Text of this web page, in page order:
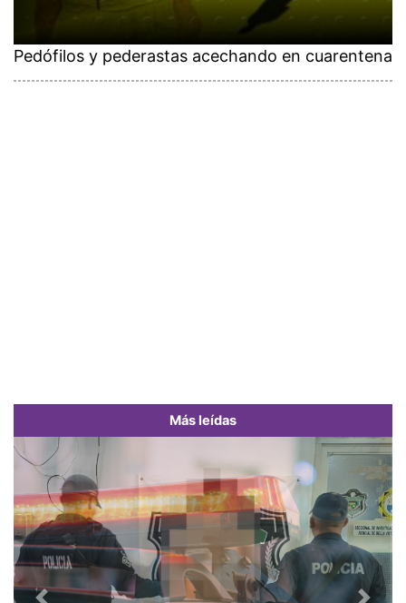
Pedófilos y pederastas acechando en cuarentena
Más leídas